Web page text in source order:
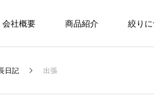
会社概要 商品紹介 絞り
日記 出張